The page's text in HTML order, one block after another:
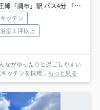
「調布」駅 バス4分 「御塔坂下」 停歩4分
ッチン
浴室１坪以上
ながゆったりと過ごしやすい
ッチンを採用... もっと見る